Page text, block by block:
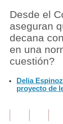
Política
Tu Dinero
Finanzas
Plus G
Opinión
Desde el
aseguran
decana
en una
cuestión?
Delia
proyecto de